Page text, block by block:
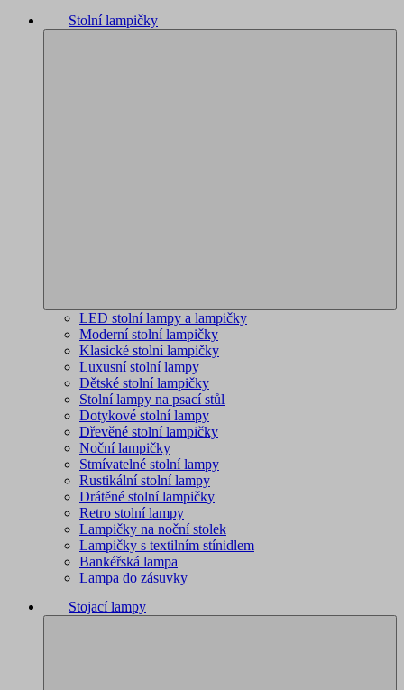
Stolní lampičky
LED stolní lampy a lampičky
Moderní stolní lampičky
Klasické stolní lampičky
Luxusní stolní lampy
Dětské stolní lampičky
Stolní lampy na psací stůl
Dotykové stolní lampy
Dřevěné stolní lampičky
Noční lampičky
Stmívatelné stolní lampy
Rustikální stolní lampy
Drátěné stolní lampičky
Retro stolní lampy
Lampičky na noční stolek
Lampičky s textilním stínidlem
Bankéřská lampa
Lampa do zásuvky
Stojací lampy